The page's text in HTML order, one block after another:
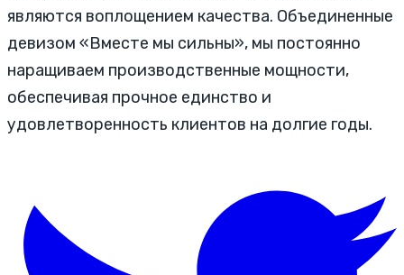
являются воплощением качества. Объединенные
девизом «Вместе мы сильны», мы постоянно
наращиваем производственные мощности,
обеспечивая прочное единство и
удовлетворенность клиентов на долгие годы.